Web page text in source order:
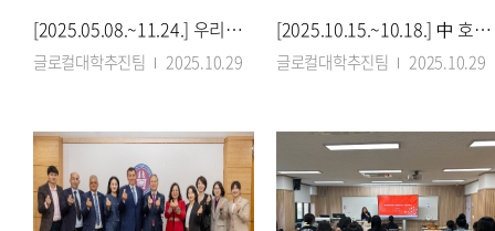
[2025.05.08.~11.24.] 우리대학 ‘동물용의약품 생산밸리’ 비교과과정 운영
글로컬대학추진팀 2025.10.29
[2025.10.15.~10.18.] 中 호북성 주요 대학들과 맞손…‘유학생 5천명 유치’
글로컬대학추진팀 2025.10.29